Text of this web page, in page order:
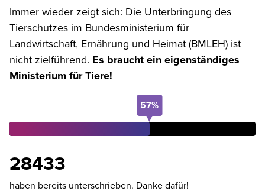
Immer wieder zeigt sich: Die Unterbringung des
Tierschutzes im Bundesministerium für
Landwirtschaft, Ernährung und Heimat (BMLEH) ist
nicht zielführend. Es braucht ein eigenständiges
Ministerium für Tiere!
57%
28433
haben bereits unterschrieben. Danke dafür!